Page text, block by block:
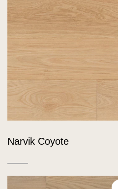
Narvik Coyote